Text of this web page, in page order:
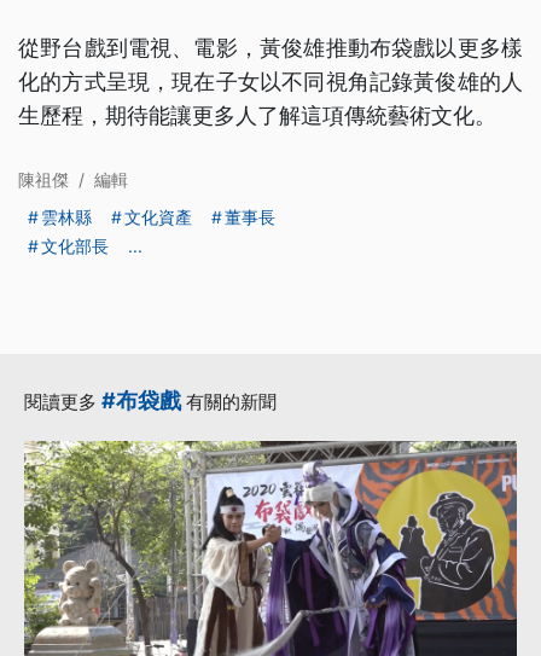
從野台戲到電視、電影，黃俊雄推動布袋戲以更多樣
化的方式呈現，現在子女以不同視角記錄黃俊雄的人
生歷程，期待能讓更多人了解這項傳統藝術文化。
陳祖傑 / 編輯
雲林縣
文化資產
董事長
文化部長
...
閱讀更多 #布袋戲有關的新聞